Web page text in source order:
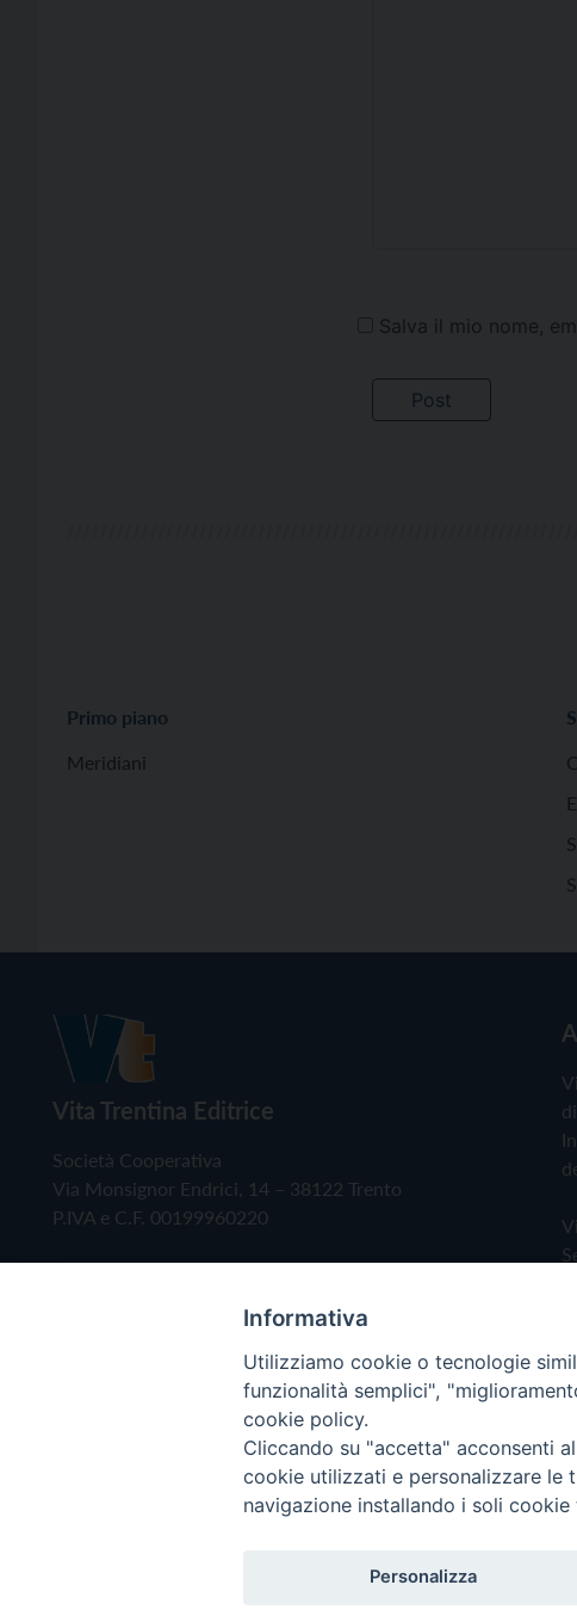
Salva il mio nome,
Primo piano
Meridiani
Vita Trentina Editrice
Società Cooperativa
Via Monsignor Endrici, 14 – 38122 Trento
P.IVA e C.F. 00199960220
Copyright © 2019 - Tutti i diritti riservati - Vita
Informativa
Utilizziamo cookie o tecnologie
funzionalità semplici",
cookie policy.
Cliccando su "accetta" acconsenti
cookie utilizzati e personalizzare le
navigazione installando i soli
Personalizza